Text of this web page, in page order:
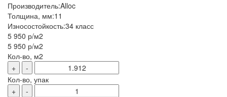
Производитель:Alloc
Толщина, мм:11
Износостойкость:34 класс
5 950 р/м2
5 950 р/м2
Кол-во, м2
+
-
Кол-во, упак
+
-